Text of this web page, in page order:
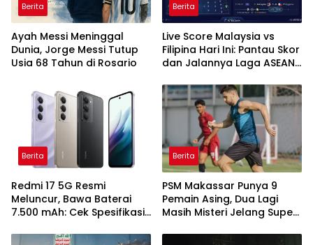
Berita
Ayah Messi Meninggal
Dunia, Jorge Messi Tutup
Usia 68 Tahun di Rosario
Berita
Live Score Malaysia vs
Filipina Hari Ini: Pantau Skor
dan Jalannya Laga ASEAN
Berita
Redmi 17 5G Resmi
Meluncur, Bawa Baterai
7.500 mAh: Cek Spesifikasi
Berita
PSM Makassar Punya 9
Pemain Asing, Dua Lagi
Masih Misteri Jelang Super